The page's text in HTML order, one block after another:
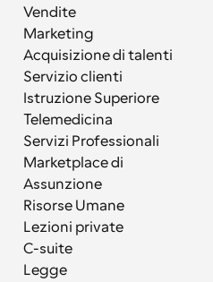
Vendite
Marketing
Acquisizione di talenti
Servizio clienti
Istruzione Superiore
Telemedicina
Servizi Professionali
Marketplace di
Assunzione
Risorse Umane
Lezioni private
C-suite
Legge